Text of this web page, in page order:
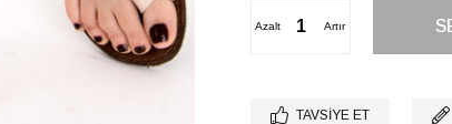
Artır
Azalt
TAVSIYE ET